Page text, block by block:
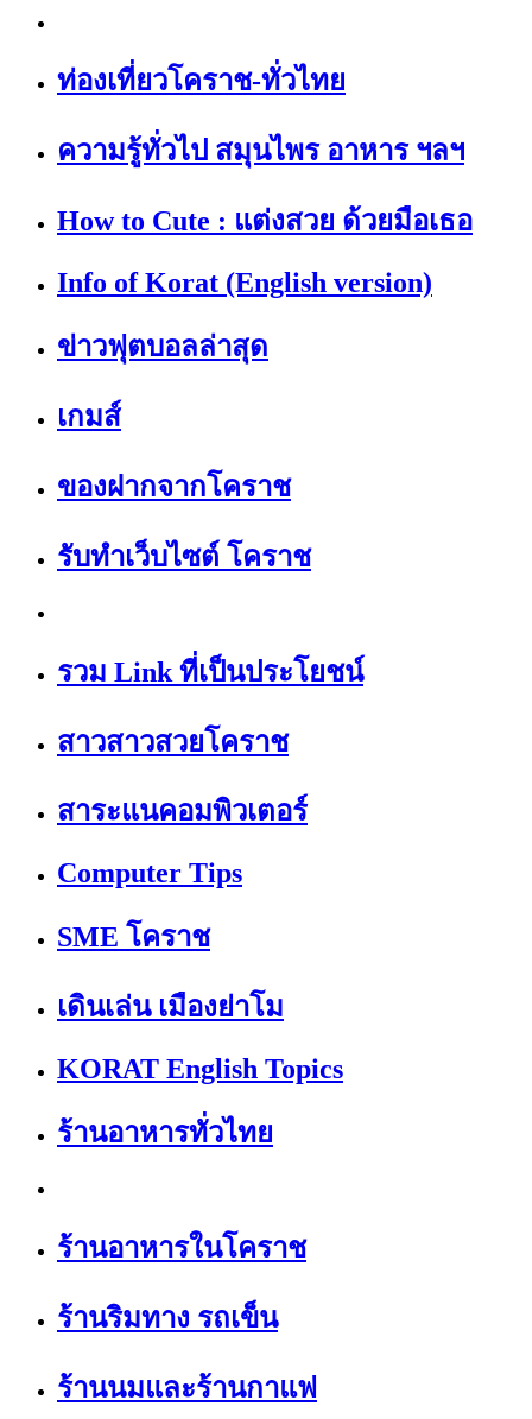
ท่องเที่ยวโคราช-ทั่วไทย
ความรู้ทั่วไป สมุนไพร อาหาร ฯลฯ
How to Cute : แต่งสวย ด้วยมือเธอ
Info of Korat (English version)
ข่าวฟุตบอลล่าสุด
เกมส์
ของฝากจากโคราช
รับทำเว็บไซต์ โคราช
รวม Link ที่เป็นประโยชน์
สาวสาวสวยโคราช
สาระแนคอมพิวเตอร์
Computer Tips
SME โคราช
เดินเล่น เมืองย่าโม
KORAT English Topics
ร้านอาหารทั่วไทย
ร้านอาหารในโคราช
ร้านริมทาง รถเข็น
ร้านนมและร้านกาแฟ